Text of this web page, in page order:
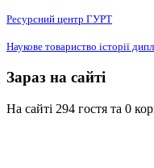
Ресурсний центр ГУРТ
Наукове товариство історії
Зараз на сайті
На сайті 294 гостя та 0